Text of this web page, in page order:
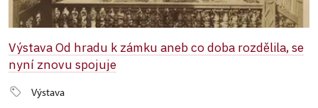
Výstava Od hradu k zámku aneb co doba rozdělila, se
nyní znovu spojuje
Výstava